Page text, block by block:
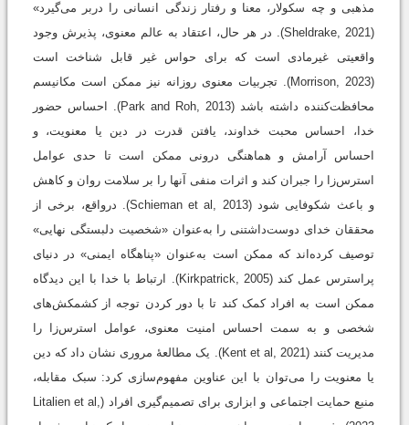
مذهبی و چه سکولار، معنا و رفتار زندگی انسانی را دربر می‌گیرد»
(Sheldrake, 2021). در هر حال، اعتقاد به عالم معنوی، پذیرش وجود
واقعیتی غیرمادی است که برای حواس غیر قابل شناخت است
(Morrison, 2023). تجربیات معنوی روزانه نیز ممکن است مکانیسم
محافظت‌کننده داشته باشد (Park and Roh, 2013). احساس حضور
خدا، احساس محبت خداوند، یافتن قدرت در دین یا معنویت، و
احساس آرامش و هماهنگی درونی ممکن است تا حدی عوامل
استرس‌زا را جبران کند و اثرات منفی آنها را بر سلامت روان و کاهش
و باعث شکوفایی شود (Schieman et al, 2013). درواقع، برخی از
محققان خدای دوست‌داشتنی را به‌عنوان «شخصیت دلبستگی نهایی»
توصیف کرده‌اند که ممکن است به‌عنوان «پناهگاه ایمنی» در دنیای
پراسترس عمل کند (Kirkpatrick, 2005). ارتباط با خدا با این دیدگاه
ممکن است به افراد کمک کند تا با دور کردن توجه از کشمکش‌های
شخصی و به سمت احساس امنیت معنوی، عوامل استرس‌زا را
مدیریت کنند (Kent et al, 2021). یک مطالعۀ مروری نشان داد که دین
یا معنویت را می‌توان با این عناوین مفهوم‌سازی کرد: سبک مقابله،
منبع حمایت اجتماعی و ابزاری برای تصمیم‌گیری افراد (Litalien et al,